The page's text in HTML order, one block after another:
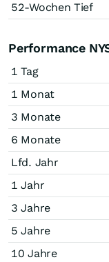
52-Wochen Tief
Performance
1 Tag
1 Monat
3 Monate
6 Monate
Lfd. Jahr
1 Jahr
3 Jahre
5 Jahre
10 Jahre